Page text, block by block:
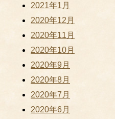
2021年1月
2020年12月
2020年11月
2020年10月
2020年9月
2020年8月
2020年7月
2020年6月